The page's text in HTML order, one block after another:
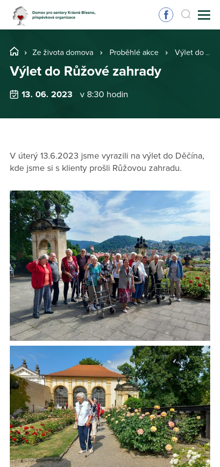
Ze života domova Proběhlé akce Výlet do Růžové zahrady
Výlet do Růžové zahrady
13. 06. 2023 v 8:30 hodin
V úterý 13.6.2023 jsme vyrazili na výlet do Děčína,
kde jsme si s klienty prošli Růžovou zahradu.